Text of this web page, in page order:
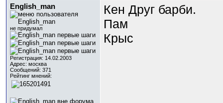
English_man
не придумал
Регистрация: 14.02.2003
Адрес: москва
Сообщений: 371
Рейтинг мнений:
Кен Друг барби.
Пам
Крыс